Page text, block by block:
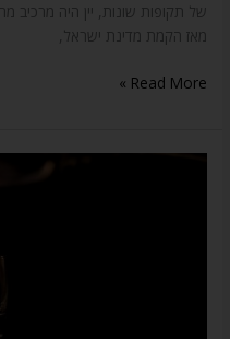
של תקופות שונות, יין היה מרכיב
מאז הקמת מדינת ישראל,
Read More »